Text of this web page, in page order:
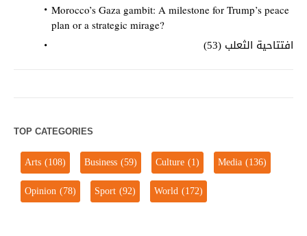
Morocco’s Gaza gambit: A milestone for Trump’s peace
plan or a strategic mirage?
افتتاحية الثعلب (53)
TOP CATEGORIES
Arts(108) Business(59) Culture(1) Media(136)
Opinion(78) Sport(92) World(172)